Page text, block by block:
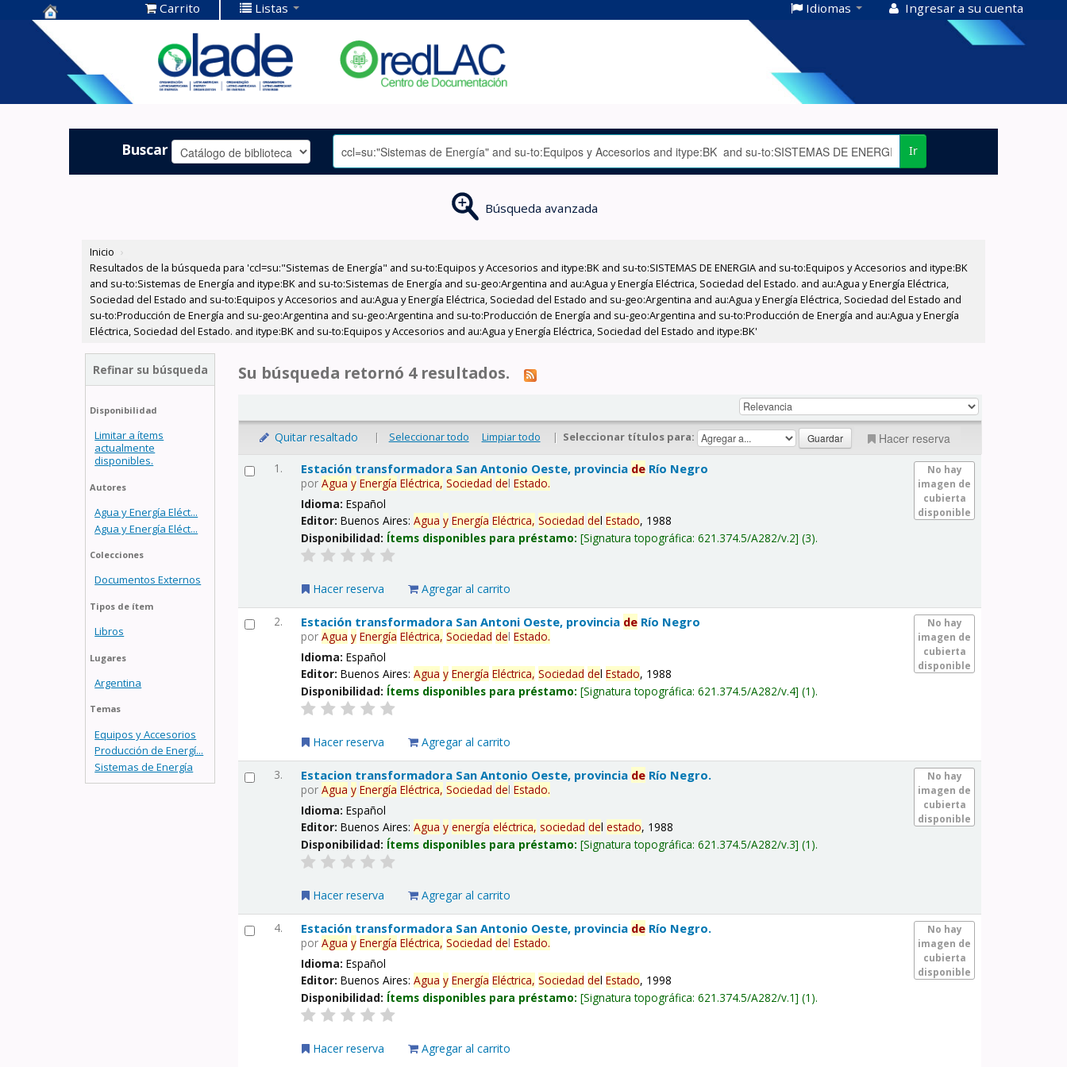
Centro de
Documentación
OLADE -
Carrito Listas Idiomas Ingresar a su cuenta
Buscar Ir
Búsqueda avanzada
Inicio ›
Resultados de la búsqueda para 'ccl=su:"Sistemas de Energía" and su-to:Equipos y Accesorios and itype:BK and su-to:SISTEMAS DE ENERGIA and su-to:Equipos y Accesorios and itype:BK
and su-to:Sistemas de Energía and itype:BK and su-to:Sistemas de Energía and su-geo:Argentina and au:Agua y Energía Eléctrica, Sociedad del Estado. and au:Agua y Energía Eléctrica,
Sociedad del Estado and su-to:Equipos y Accesorios and au:Agua y Energía Eléctrica, Sociedad del Estado and su-geo:Argentina and au:Agua y Energía Eléctrica, Sociedad del Estado and
su-to:Producción de Energía and su-geo:Argentina and su-geo:Argentina and su-to:Producción de Energía and su-geo:Argentina and su-to:Producción de Energía and au:Agua y Energía
Eléctrica, Sociedad del Estado. and itype:BK and su-to:Equipos y Accesorios and au:Agua y Energía Eléctrica, Sociedad del Estado and itype:BK'
Refinar su búsqueda
Disponibilidad
Limitar a ítems
actualmente
disponibles.
Autores
Agua y Energía Eléct...
Agua y Energía Eléct...
Colecciones
Documentos Externos
Tipos de ítem
Libros
Lugares
Argentina
Temas
Equipos y Accesorios
Producción de Energí...
Sistemas de Energía
Su búsqueda retornó 4 resultados.
Quitar resaltado | Seleccionar todo Limpiar todo | Seleccionar títulos para: Hacer reserva
1.
No hay
imagen de
cubierta
disponible
Estación transformadora San Antonio Oeste, provincia de Río Negro
porAgua y Energía Eléctrica, Sociedad delEstado.
Idioma:Español
Editor:Buenos Aires:Agua y Energía Eléctrica, Sociedad delEstado, 1988
Disponibilidad: Ítems disponibles para préstamo: Signatura topográfica:621.374.5/A282/v.2 (3).
Hacer reserva Agregar al carrito
2.
No hay
imagen de
cubierta
disponible
Estación transformadora San Antoni Oeste, provincia de Río Negro
porAgua y Energía Eléctrica, Sociedad delEstado.
Idioma:Español
Editor:Buenos Aires:Agua y Energía Eléctrica, Sociedad delEstado, 1988
Disponibilidad: Ítems disponibles para préstamo: Signatura topográfica:621.374.5/A282/v.4 (1).
Hacer reserva Agregar al carrito
3.
No hay
imagen de
cubierta
disponible
Estacion transformadora San Antonio Oeste, provincia de Río Negro.
porAgua y Energía Eléctrica, Sociedad delEstado.
Idioma:Español
Editor:Buenos Aires:Agua y energía eléctrica, sociedad delestado, 1988
Disponibilidad: Ítems disponibles para préstamo: Signatura topográfica:621.374.5/A282/v.3 (1).
Hacer reserva Agregar al carrito
4.
No hay
imagen de
cubierta
disponible
Estación transformadora San Antonio Oeste, provincia de Río Negro.
porAgua y Energía Eléctrica, Sociedad delEstado.
Idioma:Español
Editor:Buenos Aires:Agua y Energía Eléctrica, Sociedad delEstado, 1998
Disponibilidad: Ítems disponibles para préstamo: Signatura topográfica:621.374.5/A282/v.1 (1).
Hacer reserva Agregar al carrito